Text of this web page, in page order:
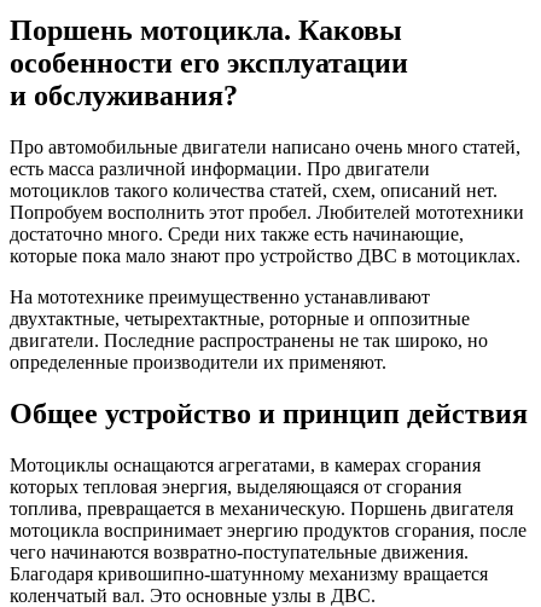
Поршень мотоцикла. Каковы
особенности его эксплуатации
и обслуживания?
Про автомобильные двигатели написано очень много статей,
есть масса различной информации. Про двигатели
мотоциклов такого количества статей, схем, описаний нет.
Попробуем восполнить этот пробел. Любителей мототехники
достаточно много. Среди них также есть начинающие,
которые пока мало знают про устройство ДВС в мотоциклах.
На мототехнике преимущественно устанавливают
двухтактные, четырехтактные, роторные и оппозитные
двигатели. Последние распространены не так широко, но
определенные производители их применяют.
Общее устройство и принцип действия
Мотоциклы оснащаются агрегатами, в камерах сгорания
которых тепловая энергия, выделяющаяся от сгорания
топлива, превращается в механическую. Поршень двигателя
мотоцикла воспринимает энергию продуктов сгорания, после
чего начинаются возвратно-поступательные движения.
Благодаря кривошипно-шатунному механизму вращается
коленчатый вал. Это основные узлы в ДВС.